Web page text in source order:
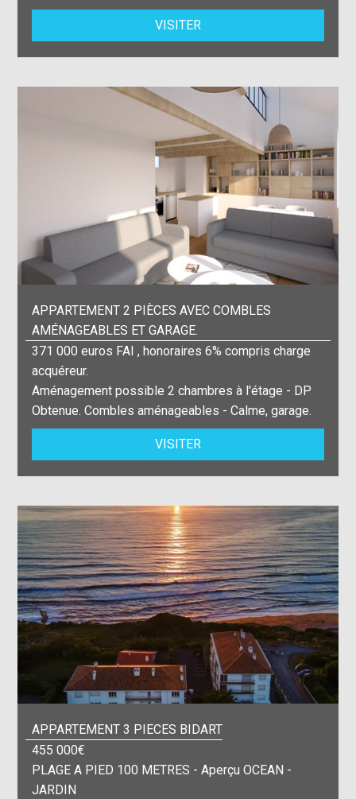
VISITER
APPARTEMENT 2 PIÈCES AVEC COMBLES
AMÉNAGEABLES ET GARAGE.
371 000 euros FAI , honoraires 6% compris charge
acquéreur.
Aménagement possible 2 chambres à l'étage - DP
Obtenue. Combles aménageables - Calme, garage.
VISITER
APPARTEMENT 3 PIECES BIDART
455 000€
PLAGE A PIED 100 METRES - Aperçu OCEAN -
JARDIN